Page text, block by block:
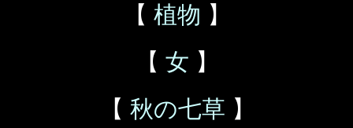
【 植物 】
【 女 】
【 秋の七草 】